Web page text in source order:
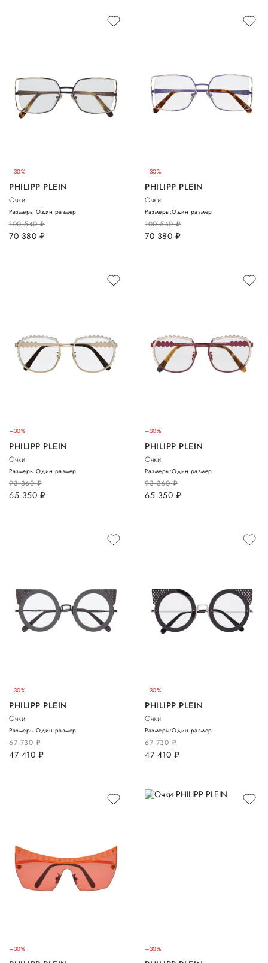
–30%
PHILIPP PLEIN
Очки
100 540руб.
70 380 руб.
Размеры:Один размер
–30%
PHILIPP PLEIN
Очки
100 540руб.
70 380 руб.
Размеры:Один размер
–30%
PHILIPP PLEIN
Очки
93 360руб.
65 350 руб.
Размеры:Один размер
–30%
PHILIPP PLEIN
Очки
93 360руб.
65 350 руб.
Размеры:Один размер
–30%
PHILIPP PLEIN
Очки
67 730руб.
47 410 руб.
Размеры:Один размер
–30%
PHILIPP PLEIN
Очки
67 730руб.
47 410 руб.
Размеры:Один размер
–30% –30%